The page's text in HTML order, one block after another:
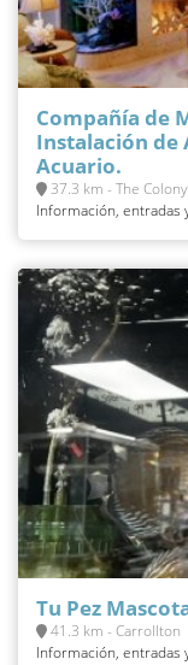
Compañía de
Instalación de
Acuario.
37.3 km - The Colony
Información, entradas
Tu Pez
41.3 km - Carrollton
Información, entradas